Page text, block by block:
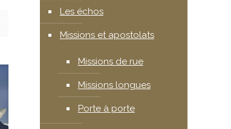
Les échos
Missions et apostolats
Missions de rue
Missions longues
Porte à porte